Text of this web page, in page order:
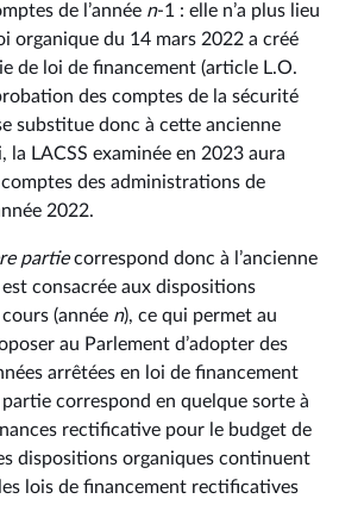
de l’année n-1 : elle n’a plus lieu
organique du 14 mars 2022 a créé
de loi de financement (article L.O.
des comptes de la sécurité
substitue donc à cette ancienne
la LACSS examinée en 2023 aura
des administrations de
2022.
partiecorrespond donc à l’ancienne
consacrée aux dispositions
(année n), ce qui permet au
au Parlement d’adopter des
arrêtées en loi de financement
correspond en quelque sorte à
rectificative pour le budget de
dispositions organiques continuent
lois de financement rectificatives